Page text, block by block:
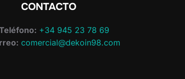
CONTACTO
+34 945 23 78 69
comercial@dekoin98.com